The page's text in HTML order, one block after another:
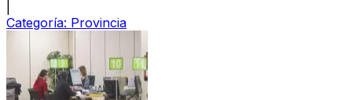
Categoría: Provincia